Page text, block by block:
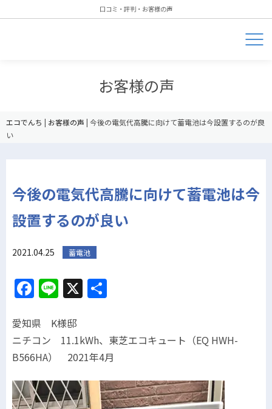
口コミ・評判・お客様の声
お客様の声
エコでんち | お客様の声 | 今後の電気代高騰に向けて蓄電池は今設置するのが良
い
今後の電気代高騰に向けて蓄電池は今
設置するのが良い
2021.04.25 蓄電池
Facebook
Line
X
愛知県 K様邸
ニチコン 11.1kWh、東芝エコキュート（EQ HWH-
B566HA） 2021年4月